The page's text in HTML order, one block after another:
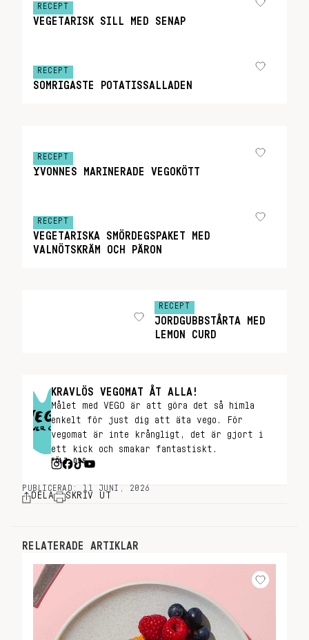
RECEPT
VEGETARISK SILL MED SENAP
RECEPT
SOMRIGASTE POTATISSALLADEN
RECEPT
YVONNES MARINERADE VEGOKÖTT
RECEPT
VEGETARISKA SMÖRDEGSPAKET MED
VALNÖTSKRÄM OCH PÄRON
RECEPT
JORDGUBBSTÅRTA MED
LEMON CURD
KRAVLÖS VEGOMAT ÅT ALLA!
Målet med VEGO är att göra det så himla
enkelt för just dig att äta vego. För
vegomat är inte krångligt, det är gjort i
ett kick och smakar fantastiskt.
FÖLJ OSS
PUBLICERAD: 11 JUNI, 2026
DELA SKRIV UT
RELATERADE ARTIKLAR